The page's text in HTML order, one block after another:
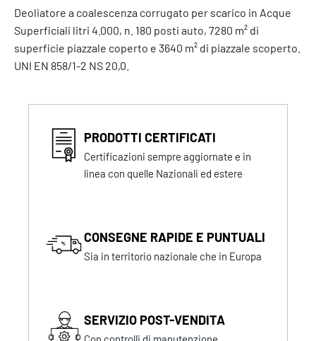
Deoliatore a coalescenza corrugato per scarico in Acque
Superficiali litri 4.000, n. 180 posti auto, 7280 m² di
superficie piazzale coperto e 3640 m² di piazzale scoperto.
UNI EN 858/1-2 NS 20,0.
PRODOTTI CERTIFICATI
Certificazioni sempre aggiornate e in
linea con quelle Nazionali ed estere
CONSEGNE RAPIDE E PUNTUALI
Sia in territorio nazionale che in Europa
SERVIZIO POST-VENDITA